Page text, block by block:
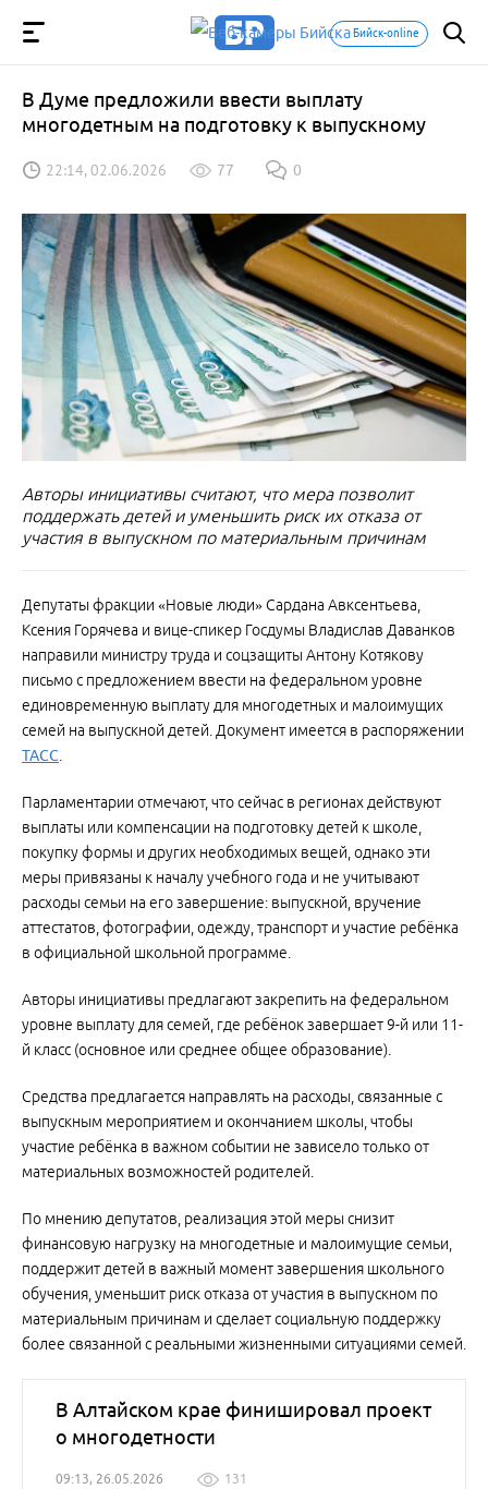
Бийск-online
В Думе предложили ввести выплату
многодетным на подготовку к выпускному
22:14, 02.06.2026 77 0
Авторы инициативы считают, что мера позволит
поддержать детей и уменьшить риск их отказа от
участия в выпускном по материальным причинам
Депутаты фракции «Новые люди» Сардана Авксентьева,
Ксения Горячева и вице-спикер Госдумы Владислав Даванков
направили министру труда и соцзащиты Антону Котякову
письмо с предложением ввести на федеральном уровне
единовременную выплату для многодетных и малоимущих
семей на выпускной детей. Документ имеется в распоряжении
ТАСС.
Парламентарии отмечают, что сейчас в регионах действуют
выплаты или компенсации на подготовку детей к школе,
покупку формы и других необходимых вещей, однако эти
меры привязаны к началу учебного года и не учитывают
расходы семьи на его завершение: выпускной, вручение
аттестатов, фотографии, одежду, транспорт и участие ребёнка
в официальной школьной программе.
Авторы инициативы предлагают закрепить на федеральном
уровне выплату для семей, где ребёнок завершает 9-й или 11-
й класс (основное или среднее общее образование).
Средства предлагается направлять на расходы, связанные с
выпускным мероприятием и окончанием школы, чтобы
участие ребёнка в важном событии не зависело только от
материальных возможностей родителей.
По мнению депутатов, реализация этой меры снизит
финансовую нагрузку на многодетные и малоимущие семьи,
поддержит детей в важный момент завершения школьного
обучения, уменьшит риск отказа от участия в выпускном по
материальным причинам и сделает социальную поддержку
более связанной с реальными жизненными ситуациями семей.
В Алтайском крае финишировал проект
о многодетности
09:13, 26.05.2026 131